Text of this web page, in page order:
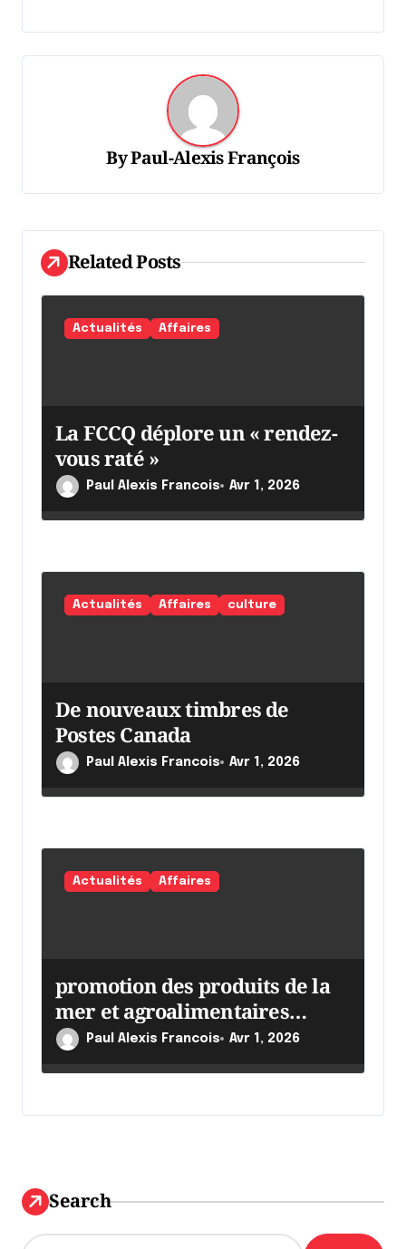
g
n
e
l
a
i
c
l
e
ByPaul-Alexis François
Related Posts
Actualités Affaires
La FCCQ déplore un « rendez-
vous raté »
Paul Alexis Francois Avr 1, 2026
Actualités Affaires culture
De nouveaux timbres de
Postes Canada
Paul Alexis Francois Avr 1, 2026
Actualités Affaires
promotion des produits de la
mer et agroalimentaires
canadiens
Paul Alexis Francois Avr 1, 2026
Search